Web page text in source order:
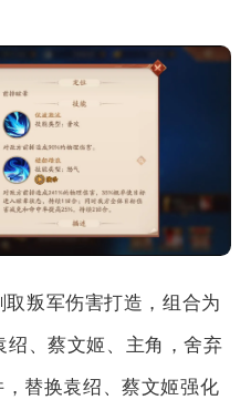
叛军伤害打造，组合为
绍、蔡文姬、主角，舍弃
替换袁绍、蔡文姬强化